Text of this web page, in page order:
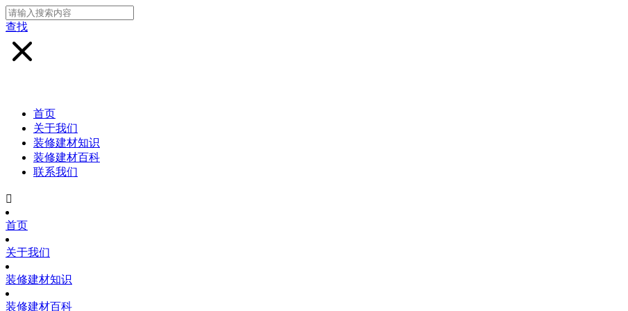
查找
首页
关于我们
装修建材知识
装修建材百科
联系我们

首页
关于我们
装修建材知识
装修建材百科